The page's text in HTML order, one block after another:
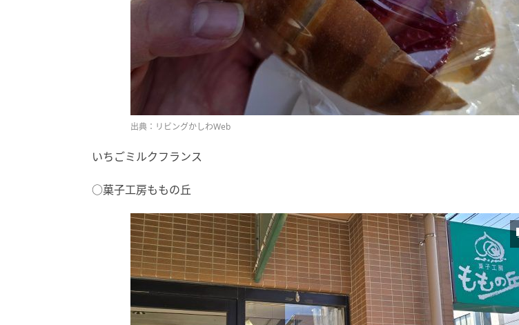
出典：リビングかしわWeb
いちごミルクフランス
○菓子工房ももの丘